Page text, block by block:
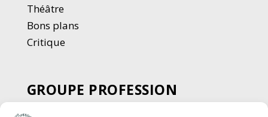
Théâtre
Bons plans
Critique
GROUPE PROFESSION
SPECTACLE